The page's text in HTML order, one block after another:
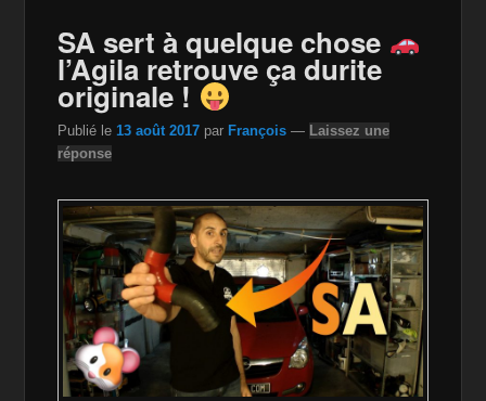
SA sert à quelque chose
l’Agila retrouve ça durite
originale !
Publié le 13 août 2017 par François — Laissez une
réponse